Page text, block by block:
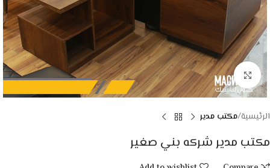
Click to enlarge
الرئيسية مكتب مدير
مكتب مدير شركه بني صغير